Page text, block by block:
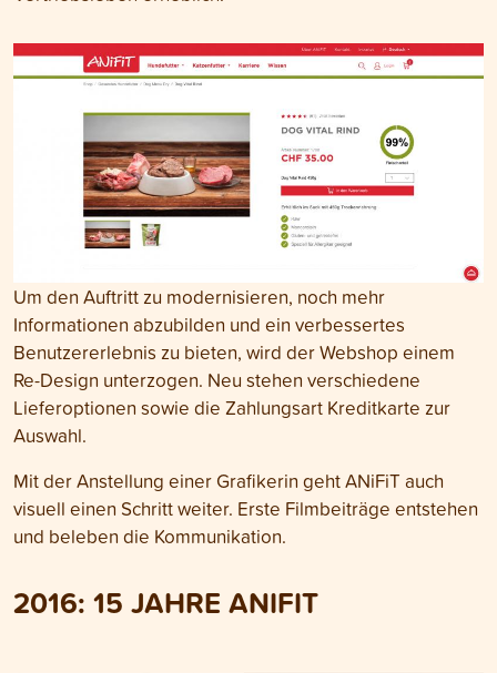
Um den Auftritt zu modernisieren, noch mehr
Informationen abzubilden und ein verbessertes
Benutzererlebnis zu bieten, wird der Webshop einem
Re-Design unterzogen. Neu stehen verschiedene
Lieferoptionen sowie die Zahlungsart Kreditkarte zur
Auswahl.
Mit der Anstellung einer Grafikerin geht ANiFiT auch
visuell einen Schritt weiter. Erste Filmbeiträge entstehen
und beleben die Kommunikation.
2016: 15 JAHRE ANIFIT